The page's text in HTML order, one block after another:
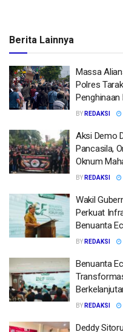
Berita Lainnya
Massa
Polres
BY REDAKSI
Aksi Demo
Pancasila,
Oknum
BY REDAKSI
Wakil
Perkuat
Benuanta
BY REDAKSI
Benuanta
BY REDAKSI
Deddy